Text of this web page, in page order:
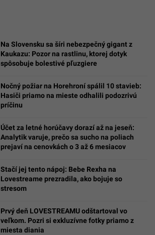
Na Slovensku sa šíri nebezpečný gigant z
Kaukazu: Pozor na rastlinu, ktorej dotyk
spôsobuje bolestivé pľuzgiere
Nočný požiar na Horehroní spálil 10 stavieb:
Hasiči priamo na mieste odhalili podozrivú
príčinu
Účet za letné horúčavy dorazí až na jeseň:
Analytik varuje, prečo sa sucho na poliach
prejaví na cenovkách o 3 až 6 mesiacov
Stačí jej tento nápoj: Bebe Rexha na
Lovestreame prezradila, ako bojuje so
stresom
Prvý deň LOVESTREAMU odštartoval vo
veľkom. Pozri si exkluzívne fotky priamo z
miesta diania